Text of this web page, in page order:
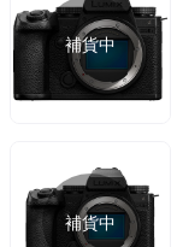
補貨中
補貨中